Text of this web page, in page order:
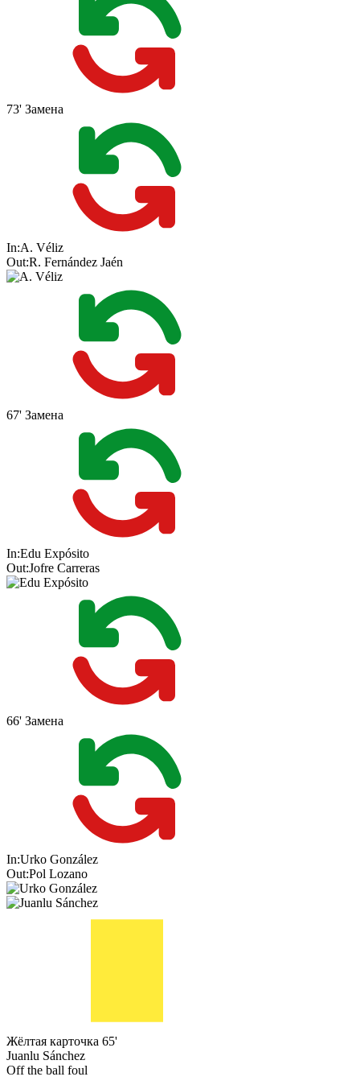
73' Замена
In:A. Véliz
Out:R. Fernández Jaén
67' Замена
In:Edu Expósito
Out:Jofre Carreras
66' Замена
In:Urko González
Out:Pol Lozano
Жёлтая карточка 65'
Juanlu Sánchez
Off the ball foul